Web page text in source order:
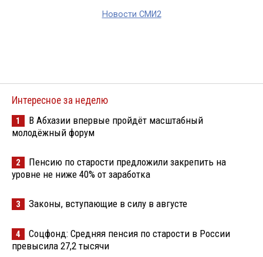
Новости СМИ2
Интересное за неделю
1
В Абхазии впервые пройдёт масштабный
молодёжный форум
2
Пенсию по старости предложили закрепить на
уровне не ниже 40% от заработка
3 Законы, вступающие в силу в августе
4
Соцфонд: Средняя пенсия по старости в России
превысила 27,2 тысячи